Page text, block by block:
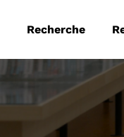
Recherche